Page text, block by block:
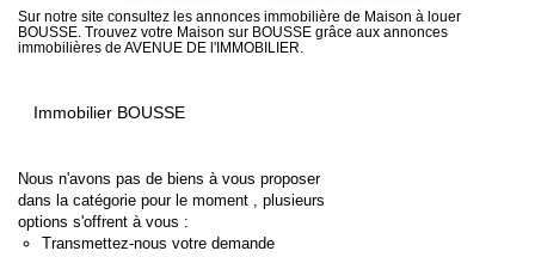
Sur notre site consultez les annonces immobilière de Maison à louer
BOUSSE. Trouvez votre Maison sur BOUSSE grâce aux annonces
immobilières de AVENUE DE l'IMMOBILIER.
Immobilier BOUSSE
Nous n'avons pas de biens à vous
proposer dans la catégorie pour le
moment , plusieurs options s'offrent à